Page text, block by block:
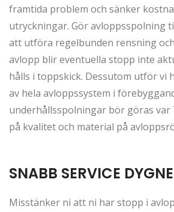
framtida problem och sänker
utryckningar. Gör avloppsspolning
att utföra regelbunden rensning
avlopp blir eventuella stopp inte
hålls i toppskick. Dessutom utför vi
av hela avloppssystem i
underhållsspolningar bör göras var
på kvalitet och material på
SNABB SERVICE
Misstänker ni att ni har stopp i